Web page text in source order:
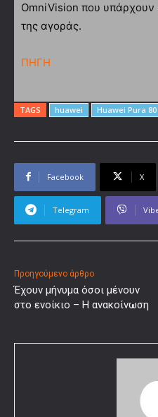
OmniVision που
της αγοράς.
ΠΗΓΗ
TAGS huawei Huawei Pura
Facebook X
Telegram
Προηγούμενο άρθρο
Έχουν μήνυμα όσοι μένουν
στο ενοίκιο – Η ανακοίνωση